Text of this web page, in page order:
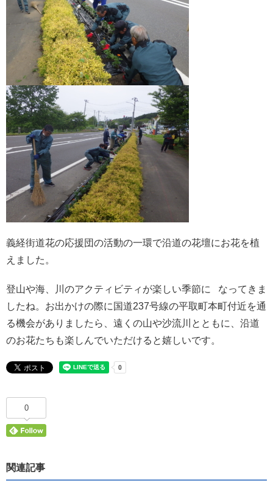
義経街道花の応援団の活動の一環で沿道の花壇にお花を植
えました。
登山や海、川のアクティビティが楽しい季節に なってきま
したね。お出かけの際に国道237号線の平取町本町付近を通
る機会がありましたら、遠くの山や沙流川とともに、沿道
のお花たちも楽しんでいただけると嬉しいです。
0
関連記事